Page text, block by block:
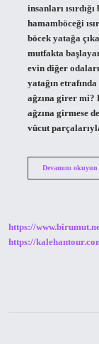
insanları
hamamböceği
böcek yatağa
mutfakta
evin diğer
yatağın
ağzına girer mi?
ağzına girmese
vücut
Devamını okuyun
https://
https://